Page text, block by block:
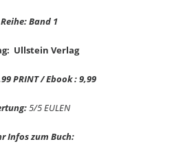
Reihe: Band 1
Ullstein Verlag
PRINT / Ebook : 9,99
5/5 EULEN
Infos zum Buch: